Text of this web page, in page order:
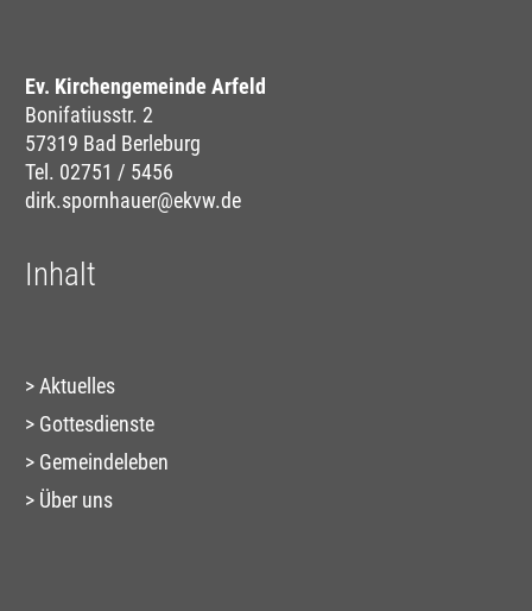
Ev. Kirchengemeinde Arfeld
Bonifatiusstr. 2
57319 Bad Berleburg
Tel. 02751 / 5456
dirk.spornhauer@ekvw.de
Inhalt
Aktuelles
Gottesdienste
Gemeindeleben
Über uns